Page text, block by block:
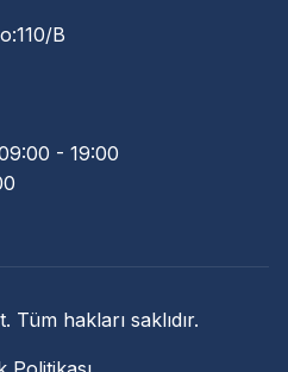
B
- 19:00
hakları saklıdır.